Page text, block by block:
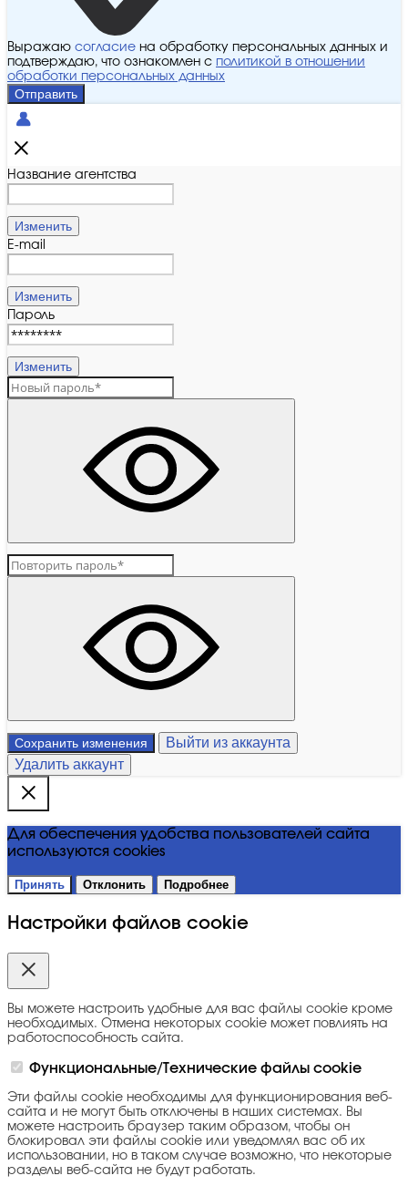
Выражаю согласие на обработку персональных данных и
подтверждаю, что ознакомлен с политикой в отношении
обработки персональных данных
Отправить
Название агентства
Изменить
E-mail
Изменить
Пароль
Изменить
Сохранить изменения
Выйти из аккаунта
Удалить аккаунт
Для обеспечения удобства пользователей сайта
используются cookies
Принять Отклонить Подробнее
Настройки файлов cookie
Вы можете настроить удобные для вас файлы cookie кроме
необходимых. Отмена некоторых cookie может повлиять на
работоспособность сайта.
Функциональные/Технические файлы cookie
Эти файлы cookie необходимы для функционирования веб-
сайта и не могут быть отключены в наших системах. Вы
можете настроить браузер таким образом, чтобы он
блокировал эти файлы cookie или уведомлял вас об их
использовании, но в таком случае возможно, что некоторые
разделы веб-сайта не будут работать.